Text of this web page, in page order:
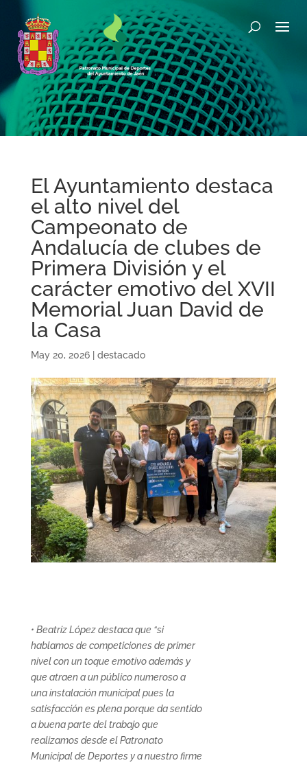
El Ayuntamiento destaca
el alto nivel del
Campeonato de
Andalucía de clubes de
Primera División y el
carácter emotivo del XVII
Memorial Juan David de
la Casa
May 20, 2026| destacado
• Beatriz López destaca que “si
hablamos de competiciones de primer
nivel con un toque emotivo además y
que atraen a un público numeroso a
una instalación municipal pues la
satisfacción es plena porque da sentido
a buena parte del trabajo que
realizamos desde el Patronato
Municipal de Deportes y a nuestro firme